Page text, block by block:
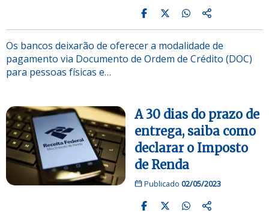
Os bancos deixarão de oferecer a modalidade de
pagamento via Documento de Ordem de Crédito (DOC)
para pessoas físicas e…
A 30 dias do prazo de
entrega, saiba como
declarar o Imposto
de Renda
Publicado 02/05/2023